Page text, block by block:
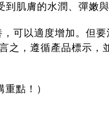
肌膚的水潤、彈嫩與
可以適度增加。但要
，遵循產品標示，
點！ ）